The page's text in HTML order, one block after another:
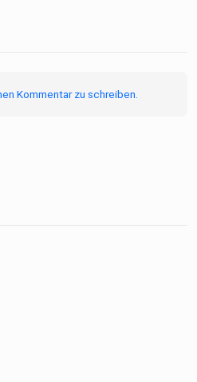
Kommentar zu schreiben.